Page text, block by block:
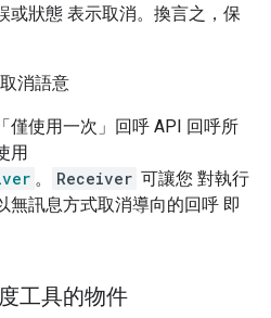
或狀態 表示取消。換言之，保
消語意
使用一次」 回呼 API 回呼所
用
。 Receiver 可讓您 對執行
無訊息方式取消導向的回呼 即
工具的物件